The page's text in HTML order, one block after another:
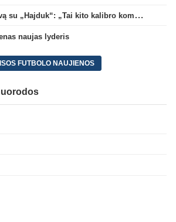
A. Skerla prieš dvikovą su „Hajduk“: „Tai kito kalibro komanda“
naujas lyderis
FUTBOLO NAUJIENOS